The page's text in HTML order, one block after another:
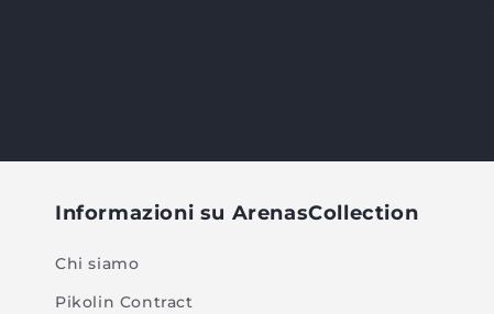
Informazioni su ArenasCollection
Chi siamo
Pikolin Contract